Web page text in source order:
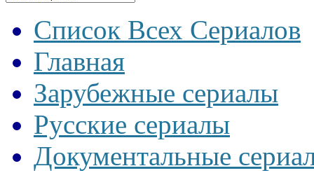
Список Всех Сериалов
Главная
Зарубежные сериалы
Русские сериалы
Документальные